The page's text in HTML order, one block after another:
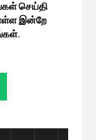
செய்தி
இன்றே